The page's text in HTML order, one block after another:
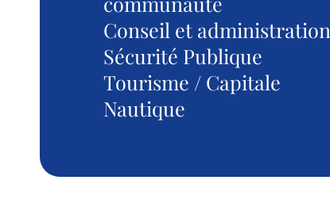
Conseil et administration
Sécurité Publique
Tourisme / Capitale
Nautique